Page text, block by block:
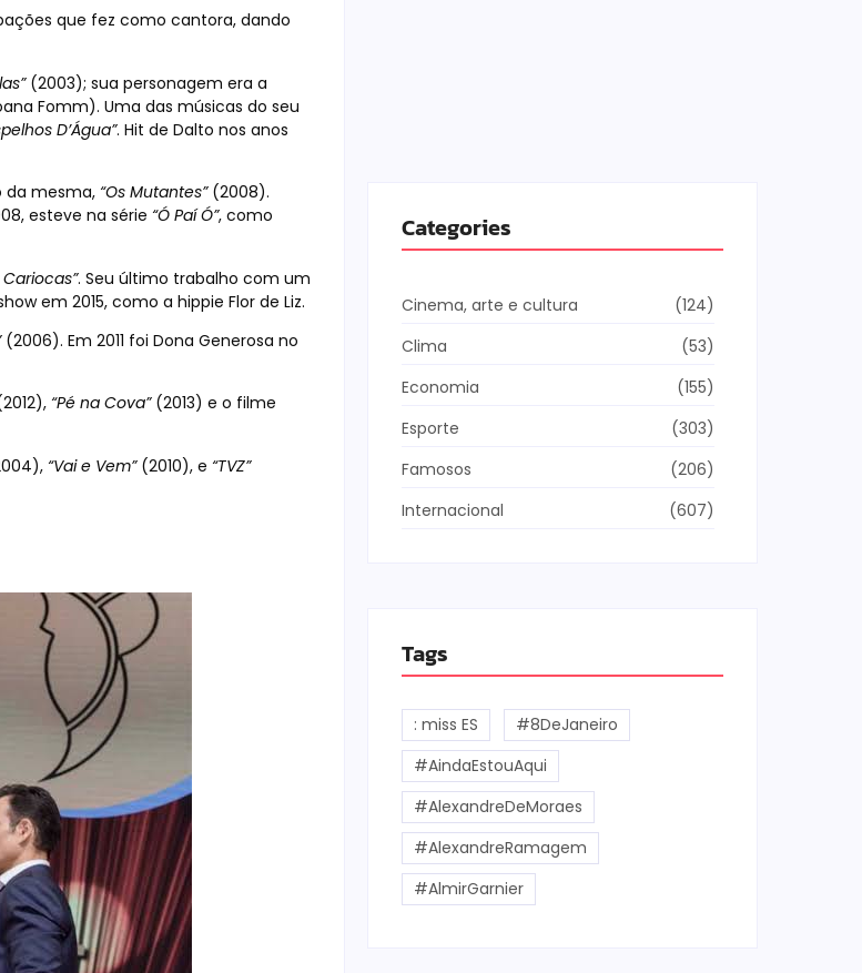
que fez como cantora, dando
(2003); sua personagem era a
Fomm). Uma das músicas do seu
D’Água”. Hit de Dalto nos anos
mesma,“Os Mutantes” (2008).
esteve na série “Ó Paí Ó”, como
Cariocas”. Seu último trabalho com um
em 2015, como a hippie Flor de Liz.
(2006). Em 2011 foi Dona Generosa no
“Pé na Cova” (2013) e o filme
“Vai e Vem” (2010), e “TVZ”
Categories
Cinema, arte e cultura
(124)
Clima
(53)
Economia
(155)
Esporte
(303)
Famosos
(206)
Internacional
(607)
Tags
: miss ES
#8DeJaneiro
#AindaEstouAqui
#AlexandreDeMoraes
#AlexandreRamagem
#AlmirGarnier